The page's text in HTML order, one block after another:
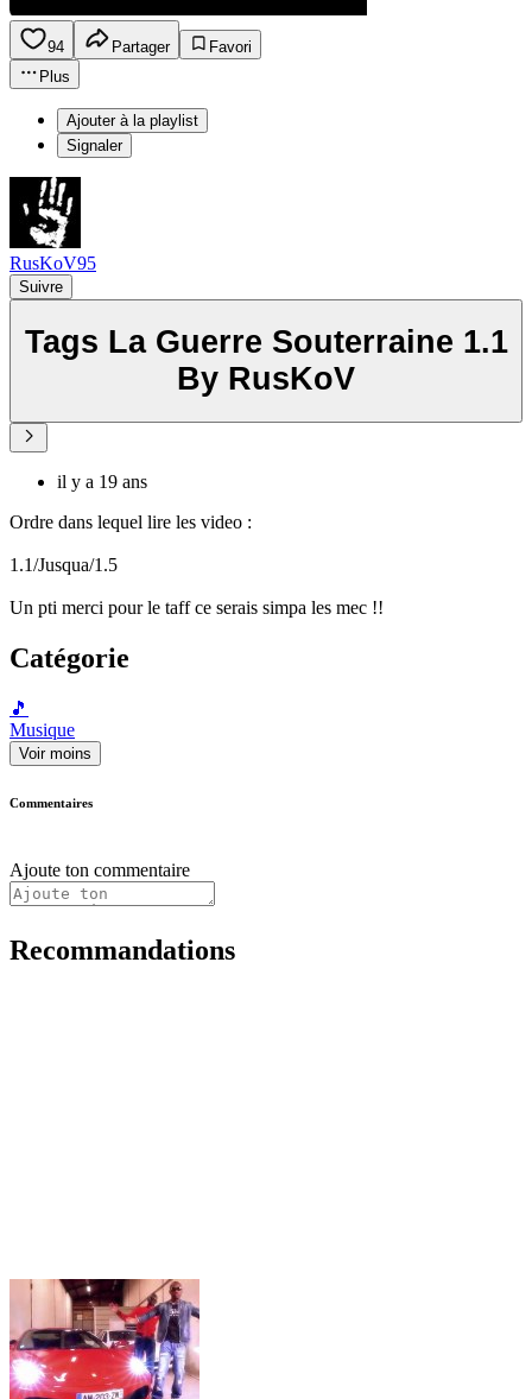
94 Partager
Favori
Plus
Ajouter à la playlist
Signaler
RusKoV95
Suivre
Tags La Guerre Souterraine 1.1
By RusKoV
il y a 19 ans
Ordre dans lequel lire les video :
1.1/Jusqua/1.5
Un pti merci pour le taff ce serais simpa les mec !!
Catégorie
🎵
Musique
Voir moins
Commentaires
Ajoute ton commentaire
Recommandations